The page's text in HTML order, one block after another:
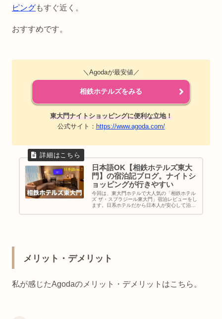
ピングもすぐ近く。
おすすめです。
＼Agodaが最安値／
相鉄ホテルズをみる
東大門ナイトショッピングに便利な立地！
公式サイト： https://www.agoda.com/
日本語OK【相鉄ホテルズ東大
門】の宿泊記ブログ。ナイトシ
ョッピングが行きやすい
今回は、東大門ホテルで大人気の「相鉄ホテル
ズ ザ・スプラジール東大門」宿泊レビューをし
ます。日系ホテルだから日本人が安心して泊ま
メリット・デメリット
私が感じたAgodaのメリット・デメリットはこちら。